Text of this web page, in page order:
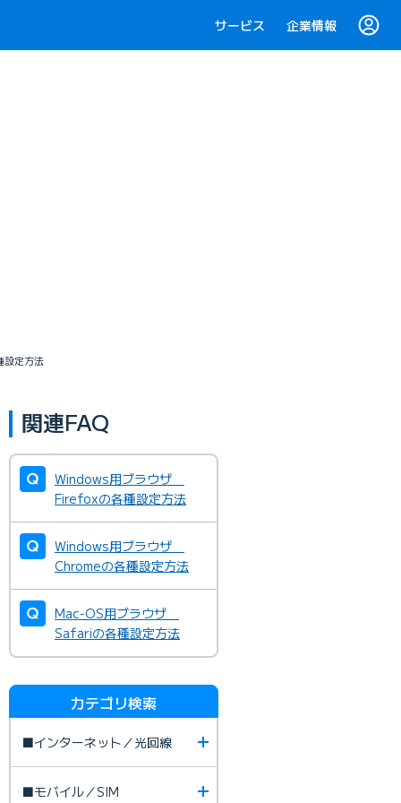
サービス 企業情報
定方法
関連FAQ
Windows用ブラウザ
Firefoxの各種設定方法
Windows用ブラウザ
Chromeの各種設定方法
Mac-OS用ブラウザ
Safariの各種設定方法
カテゴリ検索
■インターネット／光回線
■モバイル／SIM